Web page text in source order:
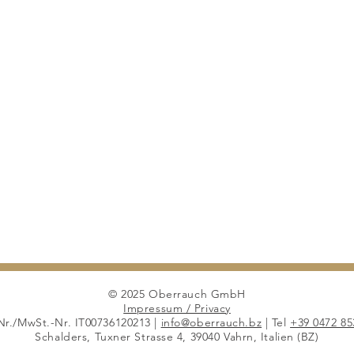
© 2025 Oberrauch GmbH
Impressum / Privacy
MwSt.-Nr. IT00736120213 | info@oberrauch.bz | Tel +39 0472
Schalders, Tuxner Strasse 4, 39040 Vahrn, Italien (BZ)